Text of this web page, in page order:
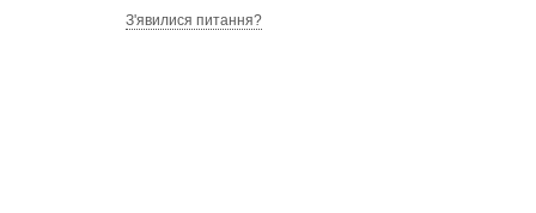
З'явилися питання?